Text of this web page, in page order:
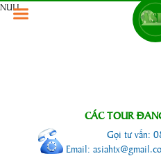
NULL
CÁC TOUR
Gọi tư vấn:
Email: